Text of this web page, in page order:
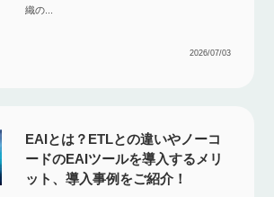
織の...
2026/07/03
EAIとは？ETLとの違いやノーコ
ードのEAIツールを導入するメリ
ット、導入事例をご紹介！